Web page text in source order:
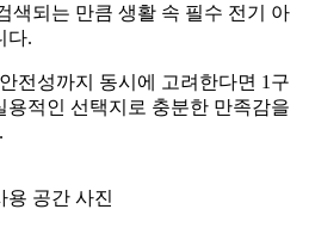
색되는 만큼 생활 속 필수 전기 아
다.
전성까지 동시에 고려한다면 1구
용적인 선택지로 충분한 만족감을